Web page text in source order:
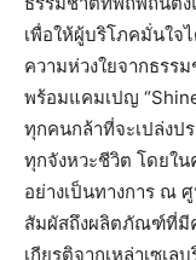
เพื่อให้ผู้บริโภคมั่นใ
ความห่วงใยจากธรร
พร้อมแคมเปญ
ทุกคนกล้าที่จะเปล่งป
ทุกจังหวะชีวิต โดยใ
อย่างเป็นทางการ ณ
สัมผัสถึงผลิตภัณฑ์ที่มี
เกียรติจากเหล่าเซเ